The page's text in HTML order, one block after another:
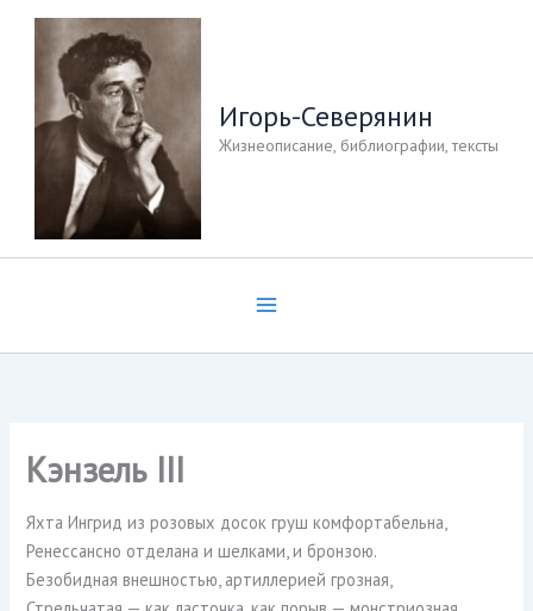
Перейти
содержимому
Игорь-Северянин
Жизнеописание, библиографии, тексты
Кэнзель III
Яхта Ингрид из розовых досок груш комфортабельна,
Ренессансно отделана и шелками, и бронзою.
Безобидная внешностью, артиллерией грозная,